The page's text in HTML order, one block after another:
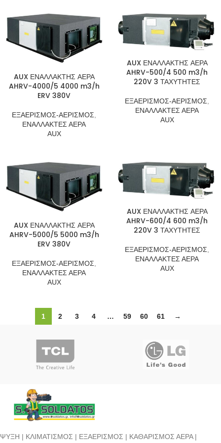
AUX ΕΝΑΛΛΑΚΤΗΣ ΑΕΡΑ
AHRV-4000/5 4000 m3/h
ERV 380V
ΕΞΑΕΡΙΣΜΟΣ-ΑΕΡΙΣΜΟΣ
ΕΝΑΛΛΑΚΤΕΣ ΑΕΡΑ
AUX
AUX ΕΝΑΛΛΑΚΤΗΣ ΑΕΡΑ
AHRV-500/4 500 m3/h
220V 3 ΤΑΧΥΤΗΤΕΣ
ΕΞΑΕΡΙΣΜΟΣ-ΑΕΡΙΣΜΟΣ
ΕΝΑΛΛΑΚΤΕΣ ΑΕΡΑ
AUX
AUX ΕΝΑΛΛΑΚΤΗΣ ΑΕΡΑ
AHRV-5000/5 5000 m3/h
ERV 380V
ΕΞΑΕΡΙΣΜΟΣ-ΑΕΡΙΣΜΟΣ
ΕΝΑΛΛΑΚΤΕΣ ΑΕΡΑ
AUX
AUX ΕΝΑΛΛΑΚΤΗΣ ΑΕΡΑ
AHRV-600/4 600 m3/h
220V 3 ΤΑΧΥΤΗΤΕΣ
ΕΞΑΕΡΙΣΜΟΣ-ΑΕΡΙΣΜΟΣ
ΕΝΑΛΛΑΚΤΕΣ ΑΕΡΑ
AUX
1 2 3 4 … 59 60 61 →
ΨΥΞΗ | ΚΛΙΜΑΤΙΣΜΟΣ | ΕΞΑΕΡΙΣΜΟΣ | ΚΑΘΑΡΙΣΜΟΣ ΑΕΡΑ |